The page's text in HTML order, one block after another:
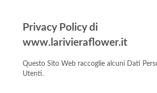
Privacy Policy di
www.larivieraflower.it
Questo Sito Web raccoglie alcuni Dati
Utenti.